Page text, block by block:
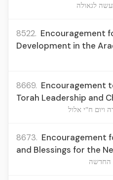
לגאולה
8522. Encouragement
Development in the
8669. Encouragement
Torah Leadership and
ויום ח"י אלול
8673. Encouragement
and Blessings for the
החדשה